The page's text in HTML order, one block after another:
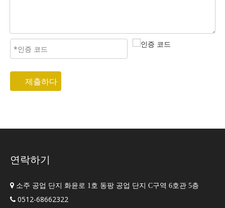
제출하다
연락하기
 소주 공업 단지 화윤로 1호 동팡 공업 단지 C구역 6호관 5층
 0512-68662322